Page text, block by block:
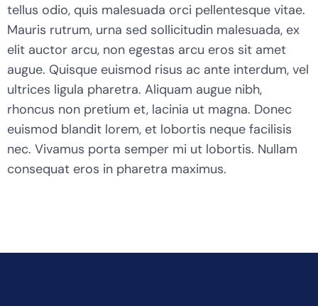
tellus odio, quis malesuada orci pellentesque vitae.
Mauris rutrum, urna sed sollicitudin malesuada, ex
elit auctor arcu, non egestas arcu eros sit amet
augue. Quisque euismod risus ac ante interdum, vel
ultrices ligula pharetra. Aliquam augue nibh,
rhoncus non pretium et, lacinia ut magna. Donec
euismod blandit lorem, et lobortis neque facilisis
nec. Vivamus porta semper mi ut lobortis. Nullam
consequat eros in pharetra maximus.